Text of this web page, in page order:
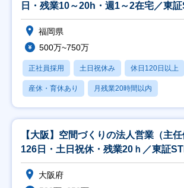
日・残業10～20h・週1～2在宅／東
福岡県
500万~750万
正社員採用 土日祝休み 休日120日以上
産休・育休あり 月残業20時間以内
【大阪】空間づくりの法人営業（主
126日・土日祝休・残業20ｈ／東証
大阪府